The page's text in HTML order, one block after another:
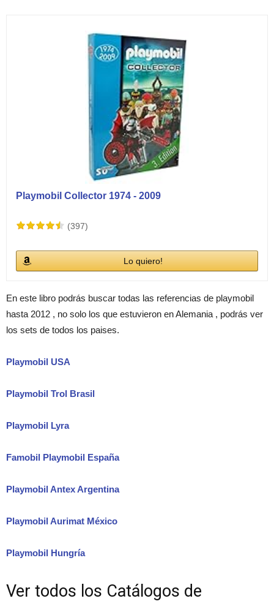
Playmobil Collector 1974 - 2009
(397)
Lo quiero!
En este libro podrás buscar todas las referencias de playmobil
hasta 2012 , no solo los que estuvieron en Alemania , podrás ver
los sets de todos los paises.
Playmobil USA
Playmobil Trol Brasil
Playmobil Lyra
Famobil Playmobil España
Playmobil Antex Argentina
Playmobil Aurimat México
Playmobil Hungría
Ver todos los Catálogos de